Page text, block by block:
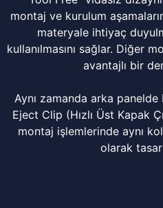
montaj ve kurulum
materyale ihtiyaç
kullanılmasını sağlar. Diğer
avantajlı bir
Aynı zamanda arka
Eject Clip (Hızlı Üst Kapak
montaj işlemlerinde aynı
olarak